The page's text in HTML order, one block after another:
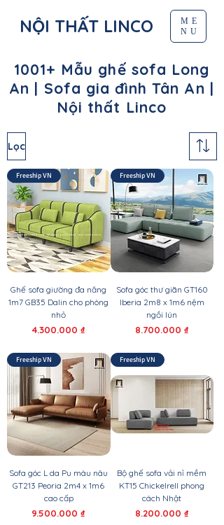
NỘI THẤT LINCO
ME
NU
1001+ Mẫu ghế sofa Long
An | Sofa gia đình Tân An |
Nội thất Linco
Lọc
Freeship VN
Ghế sofa giường đa năng
1m7 GB35 Dalin cho phòng
nhỏ
Giá
4.300.000 ₫
Freeship VN
Sofa góc thư giãn GT160
Iberia 2m8 x 1m6 nệm
ngồi lún
Giá
8.700.000 ₫
Freeship VN
Sofa góc L da Pu màu nâu
GT213 Peoria 2m4 x 1m6
cao cấp
Giá
9.500.000 ₫
Freeship VN
Bộ ghế sofa vải nỉ mềm
KT15 Chickelrell phong
cách Nhật
Giá
8.200.000 ₫